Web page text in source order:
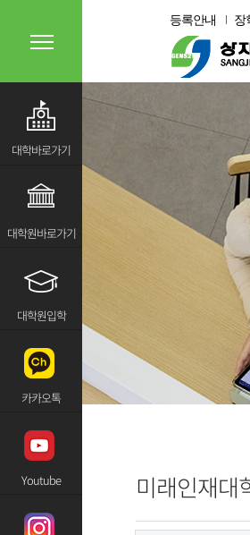
등록안내 장
대학바로가기
대학원바로가기
대학원입학
카카오톡
Youtube 미래인재대